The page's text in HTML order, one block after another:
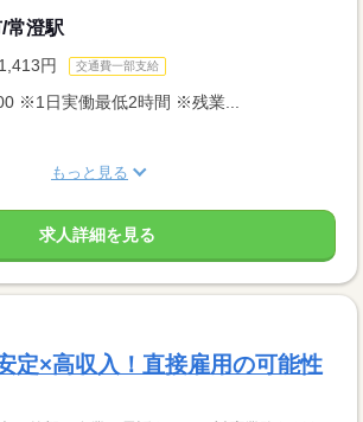
常澄駅
円 交通費一部支給
※1日実働最低2時間 ※残業...
もっと見る
求人詳細を見る
定×高収入！直接雇用の可能性